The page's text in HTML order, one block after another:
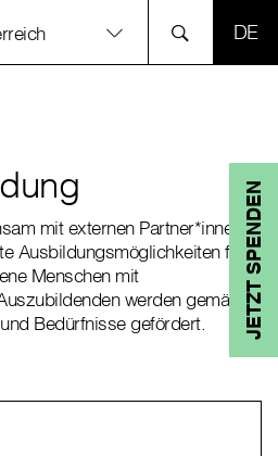
JETZT SPENDEN
mit externen Partner*innen
Ausbildungsmöglichkeiten für
Menschen mit
werden gemäß
Bedürfnisse gefördert.